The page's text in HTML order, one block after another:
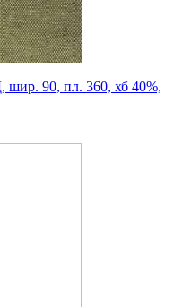
шир. 90, пл. 360, хб 40%,